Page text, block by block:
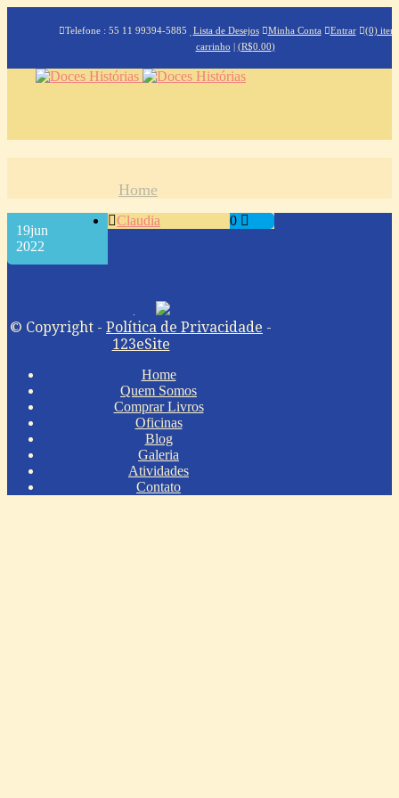
Telefone : 55 11 99394-5885 Lista de Desejos Minha Conta Entrar
(0)
carrinho | (R$0.00)
Home
19jun
2022
0
Claudia
© Copyright - Política de Privacidade -
123eSite
Home
Quem Somos
Comprar Livros
Oficinas
Blog
Galeria
Atividades
Contato